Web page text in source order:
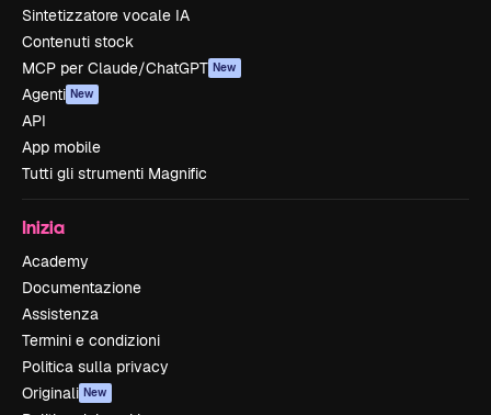
Sintetizzatore vocale IA
Contenuti stock
MCP per Claude/ChatGPT New
Agenti New
API
App mobile
Tutti gli strumenti Magnific
Inizia
Academy
Documentazione
Assistenza
Termini e condizioni
Politica sulla privacy
Originali New